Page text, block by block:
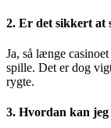
2. Er det sikkert at
Ja, så længe
spille. Det er dog
rygte.
3. Hvordan kan jeg